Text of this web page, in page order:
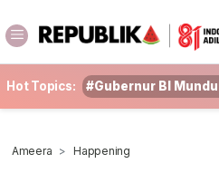
Hot Topics: #Gubernur BI
Ameera Happening